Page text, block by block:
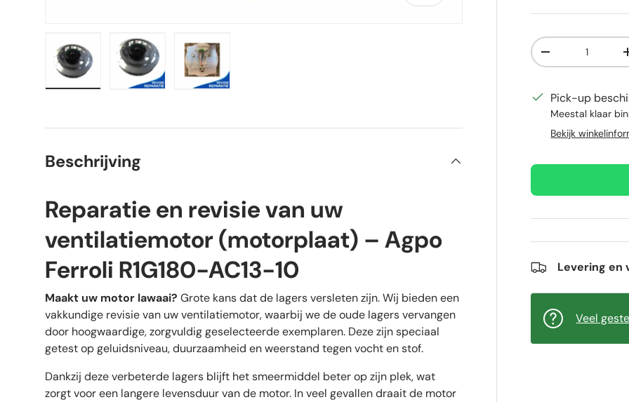
Aantal
Verlaag de
Pick-up
Meestal klaar
Bekijk
Levering en
Veel
Beschrijving
Reparatie en revisie van uw
ventilatiemotor (motorplaat) – Agpo
Ferroli R1G180-AC13-10
Maakt uw motor lawaai? Grote kans dat de lagers versleten zijn. Wij bieden een
vakkundige revisie van uw ventilatiemotor, waarbij we de oude lagers vervangen
door hoogwaardige, zorgvuldig geselecteerde exemplaren. Deze zijn speciaal
getest op geluidsniveau, duurzaamheid en weerstand tegen vocht en stof.
Dankzij deze verbeterde lagers blijft het smeermiddel beter op zijn plek, wat
zorgt voor een langere levensduur van de motor. In veel gevallen draait de motor